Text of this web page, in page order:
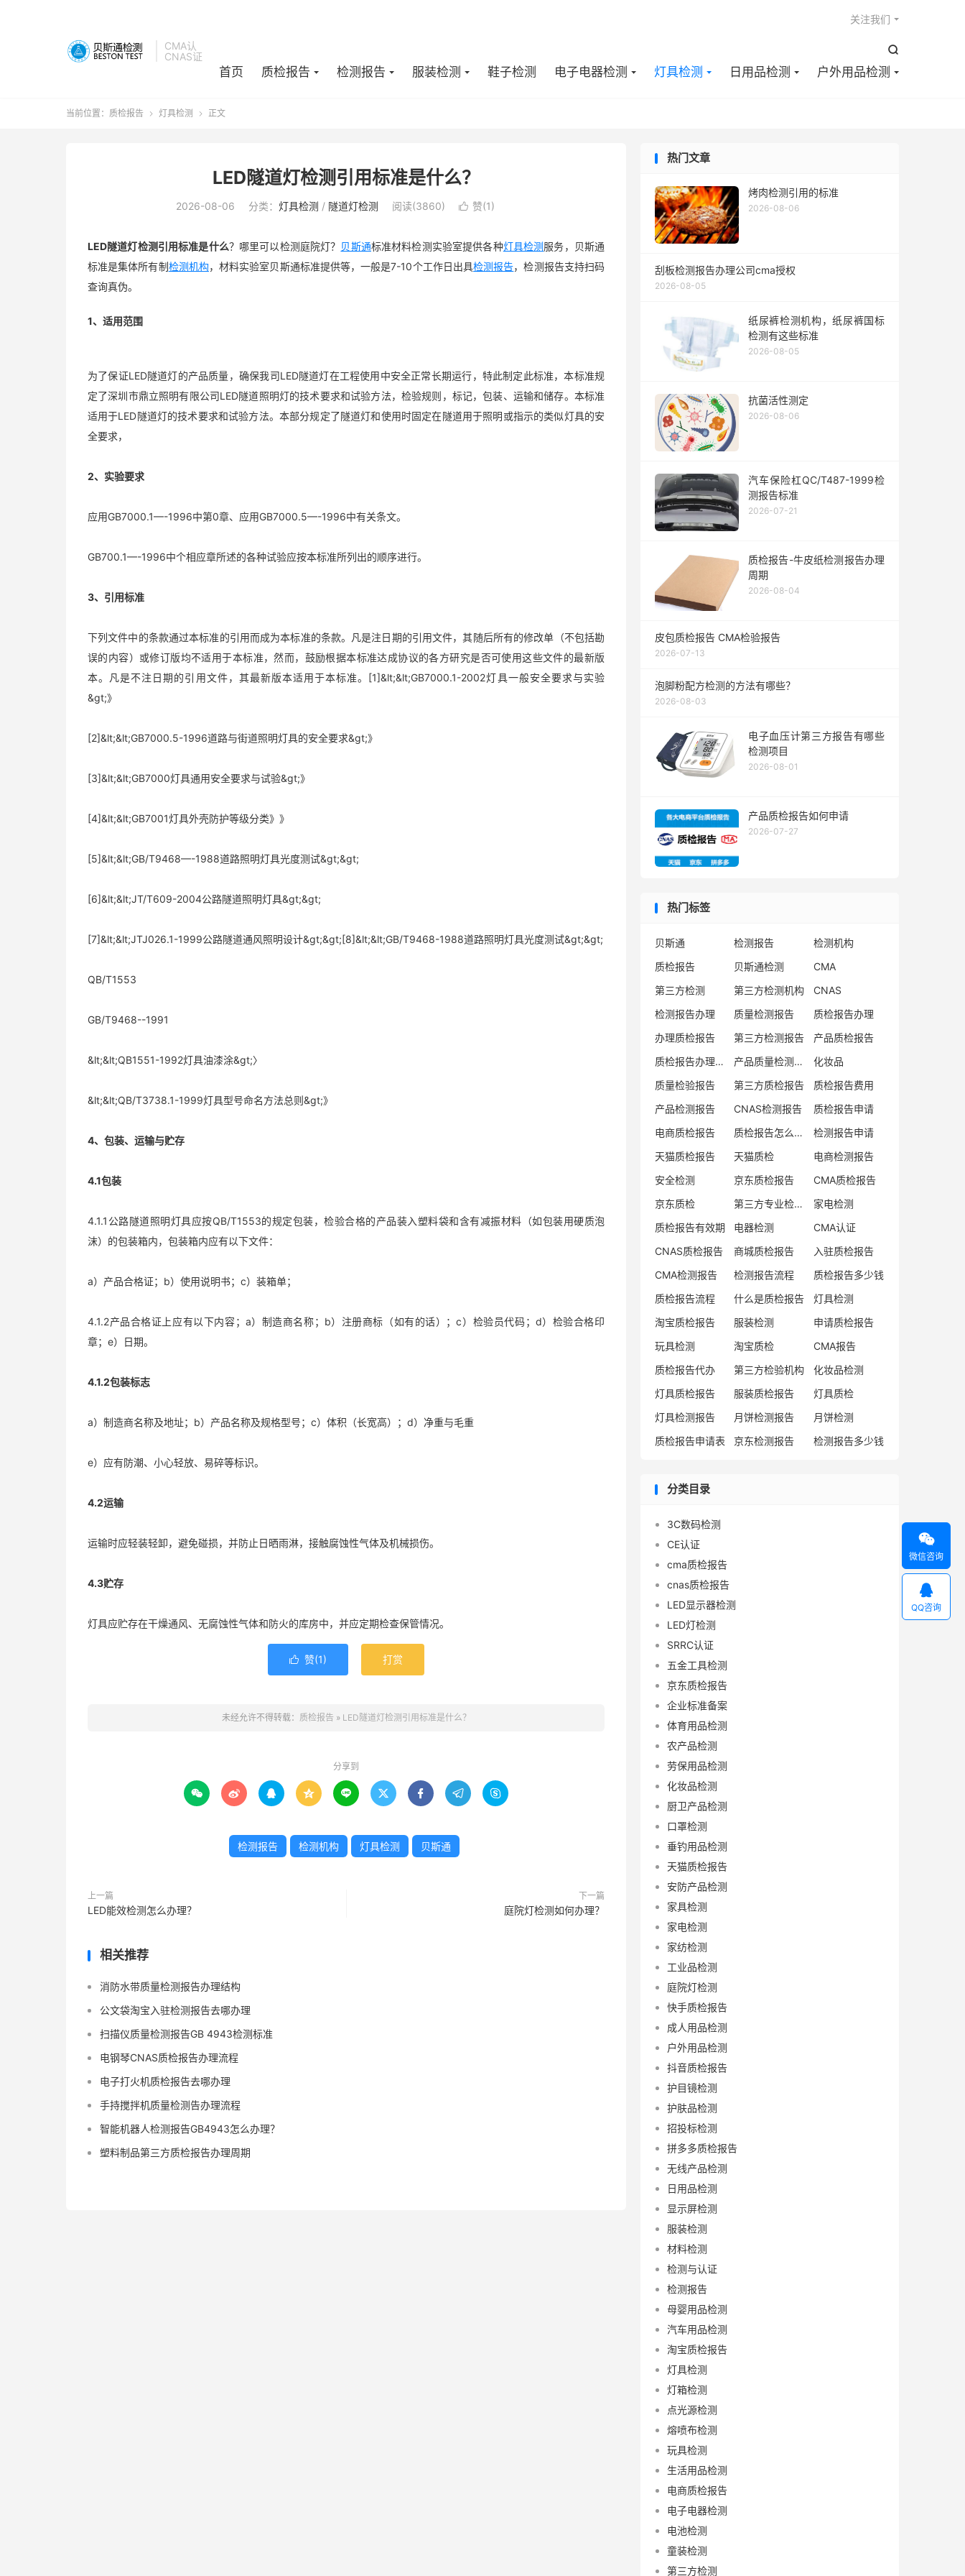
CMA认
CNAS证

首页 质检报告 检测报告 服装检测 鞋子检测 电子电器检测 灯具检测 日用品检测 户外用品检测
关注我们
当前位置： 质检报告  灯具检测  正文
LED隧道灯检测引用标准是什么？
2026-08-06 分类： 灯具检测 / 隧道灯检测 阅读(3860)  赞(1)
LED隧道灯检测引用标准是什么？哪里可以检测庭院灯？ 贝斯通标准材料检测实验室提供各种灯具检测服务，贝斯通
标准是集体所有制检测机构，材料实验室贝斯通标准提供等，一般是7-10个工作日出具检测报告，检测报告支持扫码
查询真伪。
1、适用范围
为了保证LED隧道灯的产品质量，确保我司LED隧道灯在工程使用中安全正常长期运行，特此制定此标准，本标准规
定了深圳市鼎立照明有限公司LED隧道照明灯的技术要求和试验方法，检验规则，标记，包装、运输和储存。本标准
适用于LED隧道灯的技术要求和试验方法。本部分规定了隧道灯和使用时固定在隧道用于照明或指示的类似灯具的安
全要求，
2、实验要求
应用GB7000.1—-1996中第0章、应用GB7000.5—-1996中有关条文。
GB700.1—-1996中个相应章所述的各种试验应按本标准所列出的顺序进行。
3、引用标准
下列文件中的条款通过本标准的引用而成为本标准的条款。凡是注日期的引用文件，其随后所有的修改单（不包括勘
误的内容）或修订版均不适用于本标准，然而，鼓励根据本标准达成协议的各方研究是否可使用这些文件的最新版
本。凡是不注日期的引用文件，其最新版本适用于本标准。[1]&lt;&lt;GB7000.1-2002灯具一般安全要求与实验
&gt;》
[2]&lt;&lt;GB7000.5-1996道路与街道照明灯具的安全要求&gt;》
[3]&lt;&lt;GB7000灯具通用安全要求与试验&gt;》
[4]&lt;&lt;GB7001灯具外壳防护等级分类》》
[5]&lt;&lt;GB/T9468—-1988道路照明灯具光度测试&gt;&gt;
[6]&lt;&lt;JT/T609-2004公路隧道照明灯具&gt;&gt;
[7]&lt;&lt;JTJ026.1-1999公路隧道通风照明设计&gt;&gt;[8]&lt;&lt;GB/T9468-1988道路照明灯具光度测试&gt;&gt;
QB/T1553
GB/T9468--1991
&lt;&lt;QB1551-1992灯具油漆涂&gt;〉
&lt;&lt;QB/T3738.1-1999灯具型号命名方法总则&gt;》
4、包装、运输与贮存
4.1包装
4.1.1公路隧道照明灯具应按QB/T1553的规定包装，检验合格的产品装入塑料袋和含有减振材料（如包装用硬质泡
沫）的包装箱内，包装箱内应有以下文件：
a）产品合格证；b）使用说明书；c）装箱单；
4.1.2产品合格证上应有以下内容；a）制造商名称；b）注册商标（如有的话）；c）检验员代码；d）检验合格印
章；e）日期。
4.1.2包装标志
a）制造商名称及地址；b）产品名称及规格型号；c）体积（长宽高）；d）净重与毛重
e）应有防潮、小心轻放、易碎等标识。
4.2运输
运输时应轻装轻卸，避免碰损，并防止日晒雨淋，接触腐蚀性气体及机械损伤。
4.3贮存
灯具应贮存在干燥通风、无腐蚀性气体和防火的库房中，并应定期检查保管情况。
 赞(1) 打赏
未经允许不得转载： 质检报告 » LED隧道灯检测引用标准是什么？
分享到
        
检测报告 检测机构 灯具检测 贝斯通
上一篇
LED能效检测怎么办理？
下一篇
庭院灯检测如何办理？
相关推荐
消防水带质量检测报告办理结构
公文袋淘宝入驻检测报告去哪办理
扫描仪质量检测报告GB 4943检测标准
电钢琴CNAS质检报告办理流程
电子打火机质检报告去哪办理
手持搅拌机质量检测告办理流程
智能机器人检测报告GB4943怎么办理？
塑料制品第三方质检报告办理周期
热门文章
烤肉检测引用的标准
2026-08-06
刮板检测报告办理公司cma授权
2026-08-05
纸尿裤检测机构，纸尿裤国标
检测有这些标准
2026-08-05
抗菌活性测定
2026-08-06
汽车保险杠QC/T487-1999检
测报告标准
2026-07-21
质检报告-牛皮纸检测报告办理
周期
2026-08-04
皮包质检报告 CMA检验报告
2026-07-13
泡脚粉配方检测的方法有哪些？
2026-08-03
电子血压计第三方报告有哪些
检测项目
2026-08-01
产品质检报告如何申请
2026-07-27
热门标签
贝斯通 检测报告
检测机构
质检报告
贝斯通检测
CMA
第三方检测
第三方检测机构
CNAS
检测报告办理
质量检测报告
质检报告办理
办理质检报告
第三方检测报告
产品质检报告
质检报告办理流程
产品质量检测报告
化妆品
质量检验报告
第三方质检报告
质检报告费用
产品检测报告
CNAS检测报告
质检报告申请
电商质检报告
质检报告怎么办理
检测报告申请
天猫质检报告
天猫质检
电商检测报告
安全检测
京东质检报告
CMA质检报告
京东质检
第三方专业检验机构
家电检测
质检报告有效期
电器检测
CMA认证
CNAS质检报告
商城质检报告
入驻质检报告
CMA检测报告
检测报告流程
质检报告多少钱
质检报告流程
什么是质检报告
灯具检测
淘宝质检报告
服装检测
申请质检报告
玩具检测
淘宝质检
CMA报告
质检报告代办
第三方检验机构
化妆品检测
灯具质检报告
服装质检报告
灯具质检
灯具检测报告
月饼检测报告
月饼检测
质检报告申请表
京东检测报告 检测报告多少钱
分类目录
3C数码检测
CE认证
cma质检报告
cnas质检报告
LED显示器检测
LED灯检测
SRRC认证
五金工具检测
京东质检报告
企业标准备案
体育用品检测
农产品检测
劳保用品检测
化妆品检测
厨卫产品检测
口罩检测
垂钓用品检测
天猫质检报告
安防产品检测
家具检测
家电检测
家纺检测
工业品检测
庭院灯检测
快手质检报告
成人用品检测
户外用品检测
抖音质检报告
护目镜检测
护肤品检测
招投标检测
拼多多质检报告
无线产品检测
日用品检测
显示屏检测
服装检测
材料检测
检测与认证
检测报告
母婴用品检测
汽车用品检测
淘宝质检报告
灯具检测
灯箱检测
点光源检测
熔喷布检测
玩具检测
生活用品检测
电商质检报告
电子电器检测
电池检测
童装检测
第三方检测

微信咨询

QQ咨询